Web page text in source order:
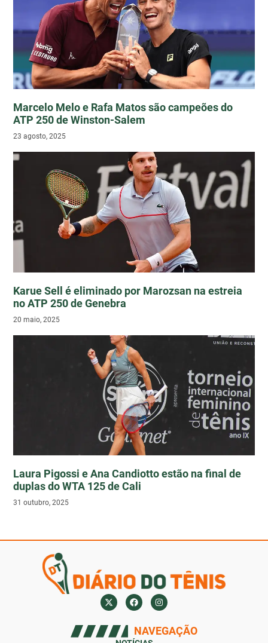
Marcelo Melo e Rafa Matos são campeões do
ATP 250 de Winston-Salem
23 agosto, 2025
Karue Sell é eliminado por Marozsan na estreia
no ATP 250 de Genebra
20 maio, 2025
Laura Pigossi e Ana Candiotto estão na final de
duplas do WTA 125 de Cali
31 outubro, 2025
NAVEGAÇÃO